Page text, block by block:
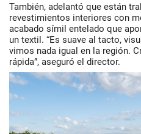
También, adelantó que están
revestimientos interiores con
acabado símil entelado que
un textil. “Es suave al tacto,
vimos nada igual en la región.
rápida”, aseguró el director.